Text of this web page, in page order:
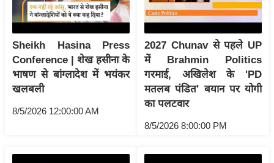
ल
वि
शे
ष
वि
श्ले
ष
डिं
Sheikh Hasina Press
Conference | शेख हसीना के
भाषण से बांग्लादेश में भयंकर
खलबली
8/5/2026 12:00:00 AM
2027 Chunav से पहले UP
में Brahmin Politics
गरमाई, अखिलेश के 'PD
मतलब पंडित' बयान पर योगी
का पलटवार
8/5/2026 8:00:00 PM